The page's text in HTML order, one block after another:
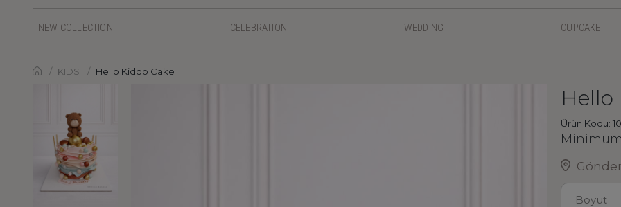
NEW COLLECTION CELEBRATION WEDDING CUPCAKE
KIDS Hello Kiddo Cake
Hello
Ürün Kodu:
Boyut